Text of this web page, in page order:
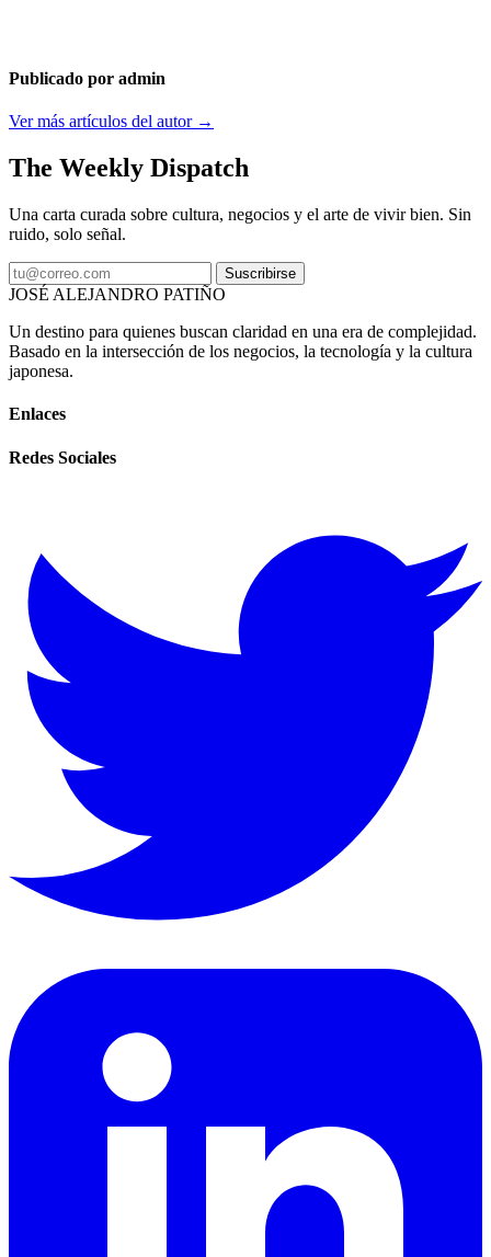
Publicado por admin
Ver más artículos del autor →
The Weekly Dispatch
Una carta curada sobre cultura, negocios y el arte de vivir bien. Sin
ruido, solo señal.
Suscribirse
JOSÉ ALEJANDRO PATIÑO
Un destino para quienes buscan claridad en una era de complejidad.
Basado en la intersección de los negocios, la tecnología y la cultura
japonesa.
Enlaces
Redes Sociales